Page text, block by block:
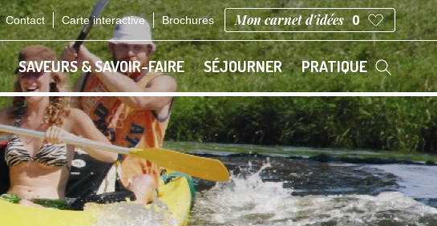
Contact Carte interactive Brochures Mon carnet d'idées 0
SAVEURS & SAVOIR-FAIRE SÉJOURNER PRATIQUE